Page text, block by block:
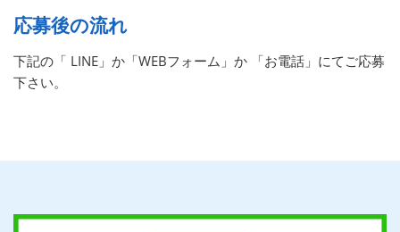
応募後の流れ
下記の「 LINE」か「WEBフォーム」か 「お電話」にてご応募
下さい。